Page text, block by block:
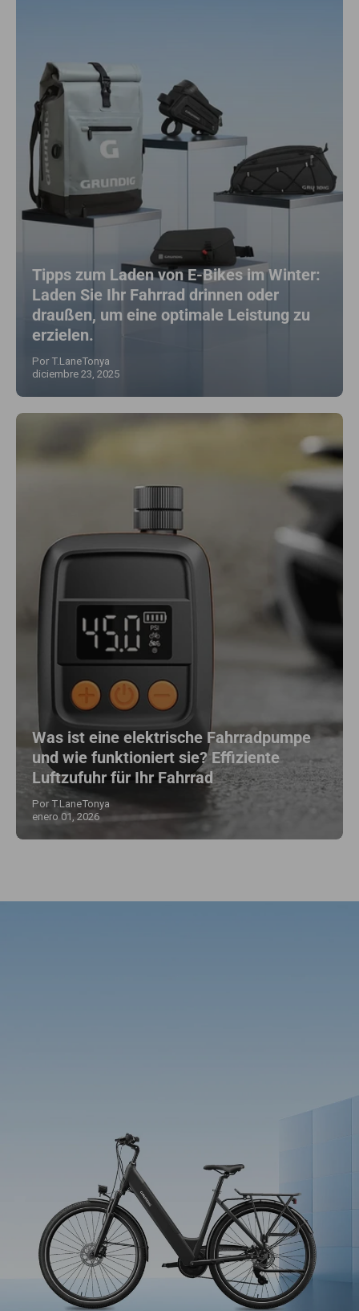
Tipps zum Laden von E-Bikes im Winter:
Laden Sie Ihr Fahrrad drinnen oder
draußen, um eine optimale Leistung zu
erzielen.
Por T.LaneTonya
diciembre 23, 2025
Was ist eine elektrische Fahrradpumpe
und wie funktioniert sie? Effiziente
Luftzufuhr für Ihr Fahrrad
Por T.LaneTonya
enero 01, 2026